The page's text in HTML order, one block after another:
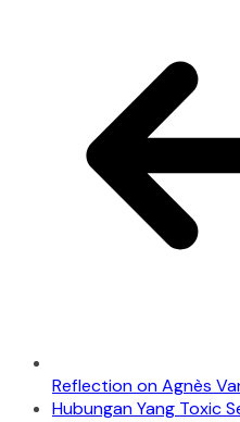
Reflection on Agnès
Hubungan Yang Toxic